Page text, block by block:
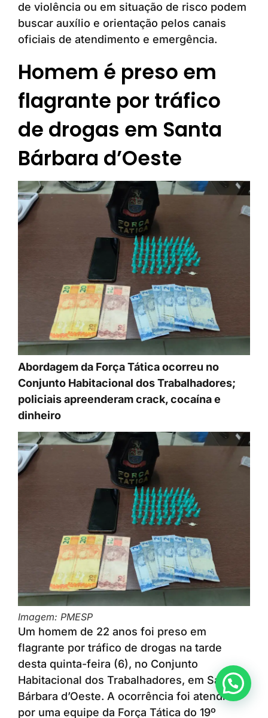
de violência ou em situação de risco podem
buscar auxílio e orientação pelos canais
oficiais de atendimento e emergência.
Homem é preso em
flagrante por tráfico
de drogas em Santa
Bárbara d’Oeste
Abordagem da Força Tática ocorreu no
Conjunto Habitacional dos Trabalhadores;
policiais apreenderam crack, cocaína e
dinheiro
Imagem: PMESP
Um homem de 22 anos foi preso em
flagrante por tráfico de drogas na tarde
desta quinta-feira (6), no Conjunto
Habitacional dos Trabalhadores, em Santa
Bárbara d’Oeste. A ocorrência foi atendida
por uma equipe da Força Tática do 19º
Anunciar ou recomendar matéria